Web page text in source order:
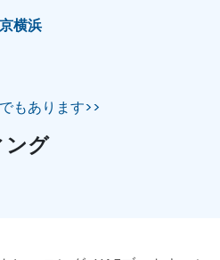
横浜
もあります>>
ング